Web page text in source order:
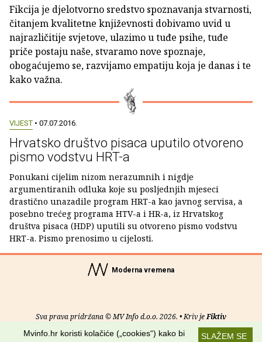
Fikcija je djelotvorno sredstvo spoznavanja stvarnosti,
čitanjem kvalitetne književnosti dobivamo uvid u
najrazličitije svjetove, ulazimo u tuđe psihe, tuđe
priče postaju naše, stvaramo nove spoznaje,
obogaćujemo se, razvijamo empatiju koja je danas i te
kako važna.
VIJEST • 07.07.2016.
Hrvatsko društvo pisaca uputilo otvoreno
pismo vodstvu HRT-a
Ponukani cijelim nizom nerazumnih i nigdje
argumentiranih odluka koje su posljednjih mjeseci
drastično unazadile program HRT-a kao javnog servisa, a
posebno trećeg programa HTV-a i HR-a, iz Hrvatskog
društva pisaca (HDP) uputili su otvoreno pismo vodstvu
HRT-a. Pismo prenosimo u cijelosti.
Moderna vremena
Sva prava pridržana © MV Info d.o.o. 2026. • Kriv jeFiktiv
Uvjeti korištenja RSS kanaliSLAŽEM SE
Mvinfo.hr koristi kolačiće („cookies“) kako bi